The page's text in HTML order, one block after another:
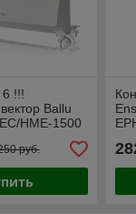
!!!
Ballu
HME-1500
руб.